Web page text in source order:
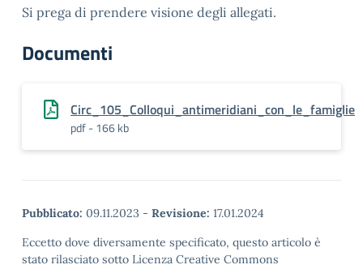
Si prega di prendere visione degli allegati.
Documenti
Circ_105_Colloqui_antimeridiani_con_le_famiglie
pdf - 166 kb
Pubblicato: 09.11.2023 - Revisione: 17.01.2024
Eccetto dove diversamente specificato, questo articolo è
stato rilasciato sotto Licenza Creative Commons